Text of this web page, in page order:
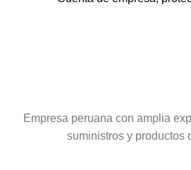
Empresa peruana con amplia
suministros y productos